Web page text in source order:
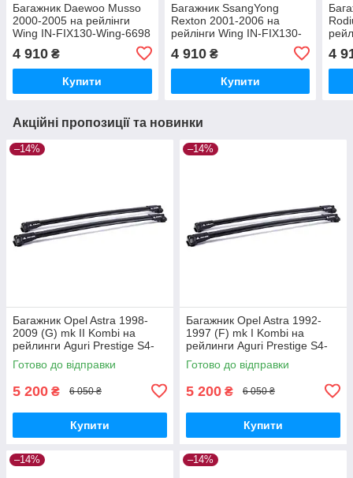
Багажник Daewoo Musso
2000-2005 на рейлінги
Wing IN-FIX130-Wing-6698
4 910 ₴
Купити
Багажник SsangYong
Rexton 2001-2006 на
рейлінги Wing IN-FIX130-
4 910₴
Купити
4
Акційні пропозиції та новинки
–14%
Багажник Opel Astra 1998-
2009 (G) mk II Kombi на
рейлинги Aguri Prestige S4-
1499B
Готово до відправки
5 200 ₴ 6 050 ₴
Купити
–14%
Багажник Opel Astra 1992-
1997 (F) mk I Kombi на
рейлинги Aguri Prestige S4-
1500B
Готово до відправки
5 200 ₴ 6 050 ₴
Купити
–14% –14%